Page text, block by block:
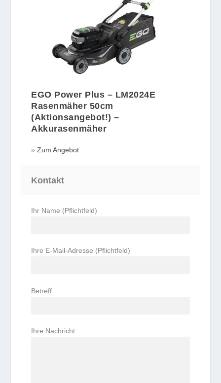
EGO Power Plus – LM2024E
Rasenmäher 50cm
(Aktionsangebot!) –
Akkurasenmäher
Zum Angebot
Kontakt
Ihr Name (Pflichtfeld)
Ihre E-Mail-Adresse (Pflichtfeld)
Betreff
Ihre Nachricht